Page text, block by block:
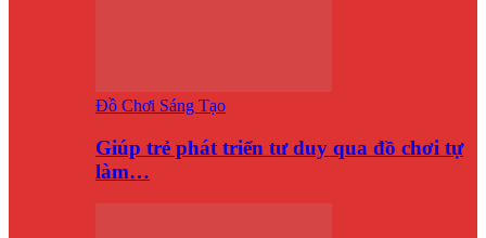
Đồ Chơi Sáng Tạo
Giúp trẻ phát triển tư duy qua đồ chơi tự
làm…